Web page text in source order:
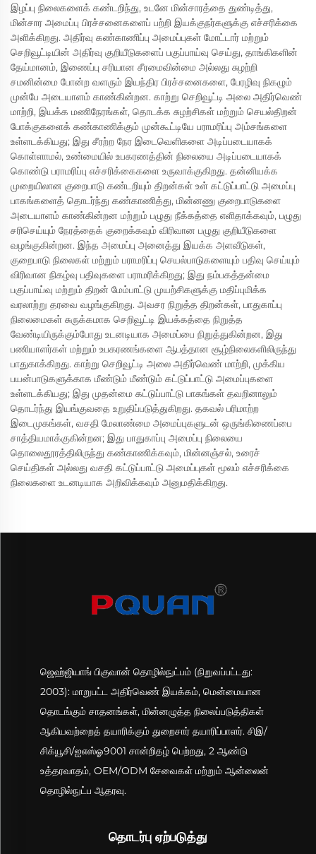
இழப்பு நிலைகளைக் கண்டறிந்து, உடனே மின்சாரத்தை துண்டித்து,
மின்சார அமைப்பு பிரச்சனைகளைப் பற்றி இயக்குநர்களுக்கு எச்சரிக்கை
அளிக்கிறது. அதிர்வு கண்காணிப்பு அமைப்புகள் மோட்டார் மற்றும்
செறிவூட்டியின் அதிர்வு குறியீடுகளைப் பகுப்பாய்வு செய்து, தாங்கிகளின்
தேய்மானம், இணைப்பு சரியான சீரமைவின்மை அல்லது சுழற்றி
சமனின்மை போன்ற வளரும் இயந்திர பிரச்சனைகளை, பேரழிவு நிகழும்
முன்பே அடையாளம் காண்கின்றன. காற்று செறிவூட்டி அலை அதிர்வெண்
மாற்றி, இயக்க மணிநேரங்கள், தொடக்க சுழற்சிகள் மற்றும் செயல்திறன்
போக்குகளைக் கண்காணிக்கும் முன்கூட்டியே பராமரிப்பு அம்சங்களை
உள்ளடக்கியது; இது சீரற்ற நேர இடைவெளிகளை அடிப்படையாகக்
கொள்ளாமல், உண்மையில் உபகரணத்தின் நிலையை அடிப்படையாகக்
கொண்டு பராமரிப்பு எச்சரிக்கைகளை உருவாக்குகிறது. தன்னியக்க
முறையிலான குறைபாடு கண்டறியும் திறன்கள் உள் கட்டுப்பாட்டு அமைப்பு
பாகங்களைத் தொடர்ந்து கண்காணித்து, மின்னணு குறைபாடுகளை
அடையாளம் காண்கின்றன மற்றும் பழுது நீக்கத்தை எளிதாக்கவும், பழுது
சரிசெய்யும் நேரத்தைக் குறைக்கவும் விரிவான பழுது குறியீடுகளை
வழங்குகின்றன. இந்த அமைப்பு அனைத்து இயக்க அளவீடுகள்,
குறைபாடு நிலைகள் மற்றும் பராமரிப்பு செயல்பாடுகளையும் பதிவு செய்யும்
விரிவான நிகழ்வு பதிவுகளை பராமரிக்கிறது; இது நம்பகத்தன்மை
பகுப்பாய்வு மற்றும் திறன் மேம்பாட்டு முயற்சிகளுக்கு மதிப்புமிக்க
வரலாற்று தரவை வழங்குகிறது. அவசர நிறுத்த திறன்கள், பாதுகாப்பு
நிலைமைகள் சுருக்கமாக செறிவூட்டி இயக்கத்தை நிறுத்த
வேண்டியிருக்கும்போது உடனடியாக அமைப்பை நிறுத்துகின்றன, இது
பணியாளர்கள் மற்றும் உபகரணங்களை ஆபத்தான சூழ்நிலைகளிலிருந்து
பாதுகாக்கிறது. காற்று செறிவூட்டி அலை அதிர்வெண் மாற்றி, முக்கிய
பயன்பாடுகளுக்காக மீண்டும் மீண்டும் கட்டுப்பாட்டு அமைப்புகளை
உள்ளடக்கியது; இது முதன்மை கட்டுப்பாட்டு பாகங்கள் தவறினாலும்
தொடர்ந்து இயங்குவதை உறுதிப்படுத்துகிறது. தகவல் பரிமாற்ற
இடைமுகங்கள், வசதி மேலாண்மை அமைப்புகளுடன் ஒருங்கிணைப்பை
சாத்தியமாக்குகின்றன; இது பாதுகாப்பு அமைப்பு நிலையை
தொலைதூரத்திலிருந்து கண்காணிக்கவும், மின்னஞ்சல், உரைச்
செய்திகள் அல்லது வசதி கட்டுப்பாட்டு அமைப்புகள் மூலம் எச்சரிக்கை
நிலைகளை உடனடியாக அறிவிக்கவும் அனுமதிக்கிறது.
ஜெஹ்ஜியாங் பிகுவான் தொழில்நுட்பம் (நிறுவப்பட்டது:
2003): மாறுபட்ட அதிர்வெண் இயக்கம், மென்மையான
தொடங்கும் சாதனங்கள், மின்னழுத்த நிலைப்படுத்திகள்
ஆகியவற்றைத் தயாரிக்கும் துறைசார் தயாரிப்பாளர். சிஇ/
சிக்யூசி/ஐஎஸ்ஓ9001 சான்றிதழ் பெற்றது, 2 ஆண்டு
உத்தரவாதம், OEM/ODM சேவைகள் மற்றும் ஆன்லைன்
தொழில்நுட்ப ஆதரவு.
தொடர்பு ஏற்படுத்து